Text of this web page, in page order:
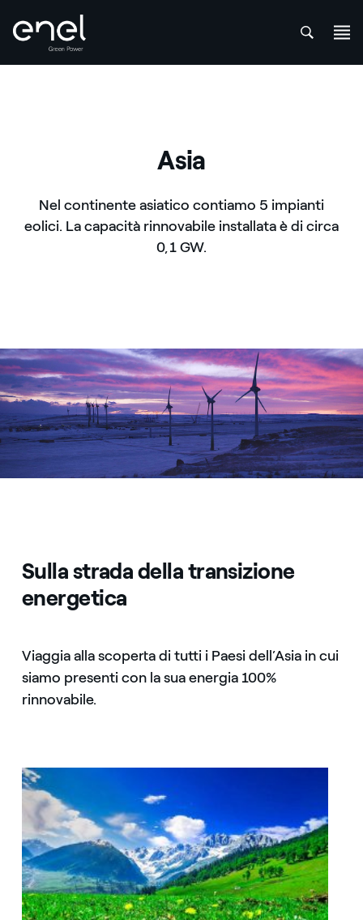
Asia
Nel continente asiatico contiamo 5 impianti
eolici. La capacità rinnovabile installata è di circa
0,1 GW.
Parco eolico tramonto
Sulla strada della transizione
energetica
Viaggia alla scoperta di tutti i Paesi dell’Asia in cui
siamo presenti con la sua energia 100%
rinnovabile.